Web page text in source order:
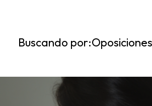
Buscando por: